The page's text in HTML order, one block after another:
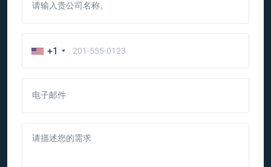
请输入贵公司名称。
+1
电子邮件
请描述您的需求